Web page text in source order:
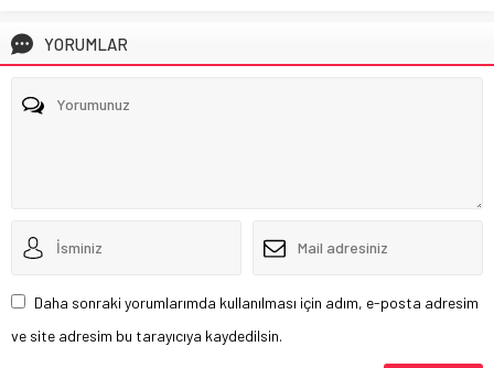
YORUMLAR
Daha sonraki yorumlarımda kullanılması için adım, e-posta adresim
ve site adresim bu tarayıcıya kaydedilsin.